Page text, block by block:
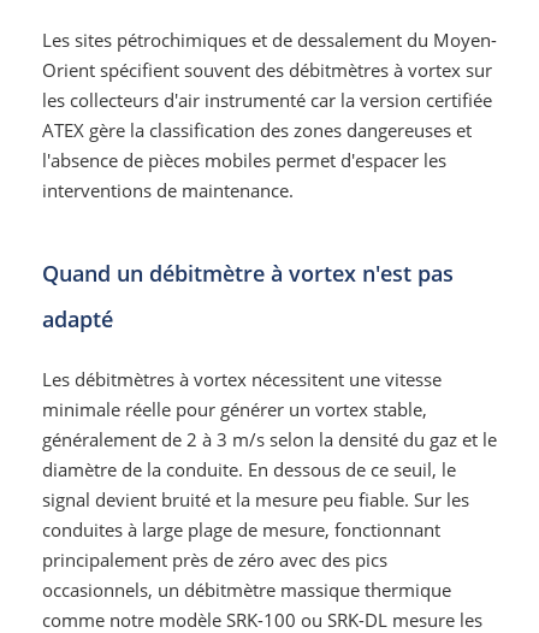
Les sites pétrochimiques et de dessalement du Moyen-
Orient spécifient souvent des débitmètres à vortex sur
les collecteurs d'air instrumenté car la version certifiée
ATEX gère la classification des zones dangereuses et
l'absence de pièces mobiles permet d'espacer les
interventions de maintenance.
Quand un débitmètre à vortex n'est pas
adapté
Les débitmètres à vortex nécessitent une vitesse
minimale réelle pour générer un vortex stable,
généralement de 2 à 3 m/s selon la densité du gaz et le
diamètre de la conduite. En dessous de ce seuil, le
signal devient bruité et la mesure peu fiable. Sur les
conduites à large plage de mesure, fonctionnant
principalement près de zéro avec des pics
occasionnels, un débitmètre massique thermique
comme notre modèle SRK-100 ou SRK-DL mesure les